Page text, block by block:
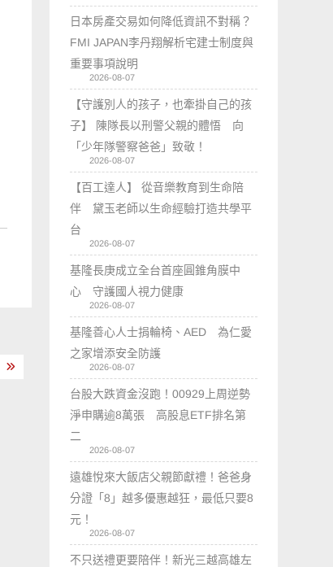
日本房產交易如何降低資訊不對稱？
FMI JAPAN李丹翔解析宅建士制度與
重要事項說明
2026-08-07
【守護別人的孩子，也牽掛自己的孩
子】 陳隊長以刑警父親的體悟 向
「少年隊警察爸爸」致敬！
2026-08-07
【百工達人】 從音樂教育到生命陪
伴 黛玉老師以生命經驗打造共學平
台
2026-08-07
基隆長庚成立全台首座圓錐角膜中
心 守護國人視力健康
2026-08-07
基隆善心人士捐輪椅、AED 為仁愛
之家增添安全防護
2026-08-07
台股大跌資金沒跑！00929上周逆勢
淨申購逾8萬張 高股息ETF排名第
二
2026-08-07
遠雄悅來大飯店父親節獻禮！爸爸身
分證「8」越多優惠越狂，最低只要8
元！
2026-08-07
不只送禮更要陪伴！新光三越高雄左